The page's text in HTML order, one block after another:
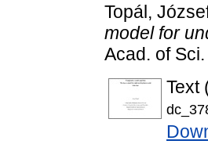
Topál,
model for
Acad. of
Text